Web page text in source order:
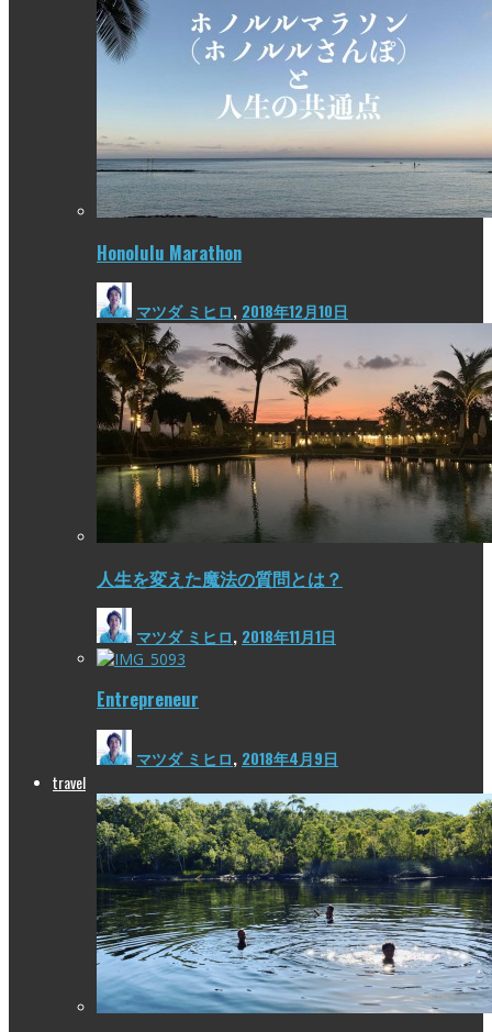
Honolulu Marathon
マツダ ミヒロ, 2018年12月10日
人生を変えた魔法の質問とは？
マツダ ミヒロ, 2018年11月1日
Entrepreneur
マツダ ミヒロ, 2018年4月9日
travel